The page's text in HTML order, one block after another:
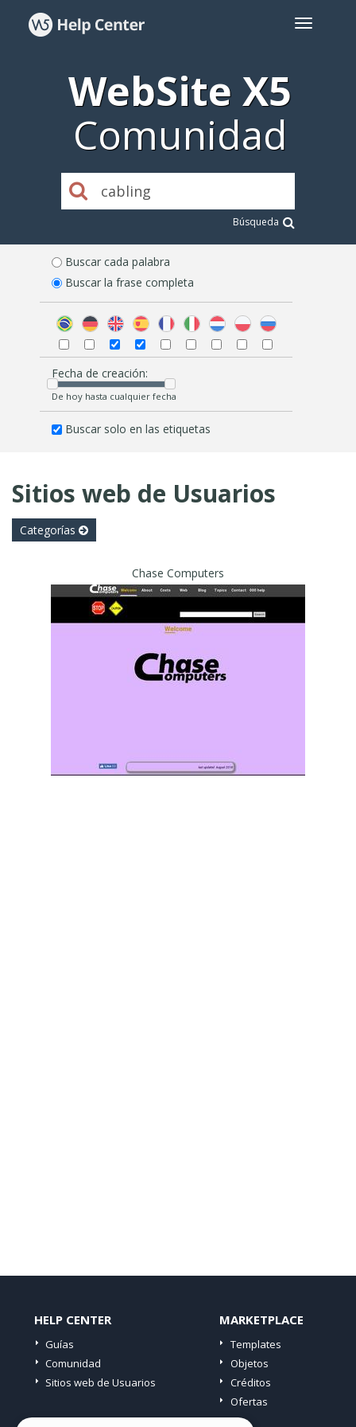
WebSite X5
Comunidad
Búsqueda
Buscar cada palabra
Buscar la frase completa
Fecha de creación:
De hoy hasta cualquier fecha
Buscar solo en las etiquetas
Sitios web de Usuarios
Categorías
Chase Computers
HELP CENTER
Guías
Comunidad
Sitios web de Usuarios
MARKETPLACE
Templates
Objetos
Créditos
Ofertas